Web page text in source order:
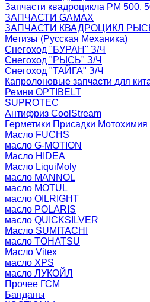
Запчасти квадроцикла РМ 500,
ЗАПЧАСТИ GAMAX
ЗАПЧАСТИ КВАДРОЦИКЛ
Метизы (Русская Механика)
Снегоход "БУРАН" З/Ч
Снегоход "РЫСЬ" З/Ч
Снегоход "ТАЙГА" З/Ч
Капролоновые запчасти для
Ремни OPTIBELT
SUPROTEC
Антифриз CoolStream
Герметики Присадки Мотохимия
Масло FUCHS
масло G-MOTION
Масло HIDEA
Масло LiquiMoly
масло MANNOL
масло MOTUL
масло OILRIGHT
масло POLARIS
масло QUICKSILVER
Масло SUMITACHI
масло TOHATSU
Масло Vitex
масло XPS
масло ЛУКОЙЛ
Прочее ГСМ
Банданы